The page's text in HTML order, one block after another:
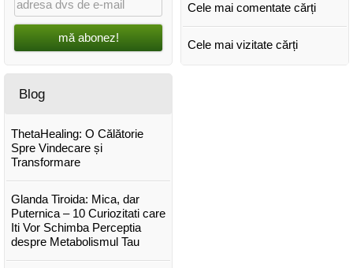
mă abonez!
Cele mai comentate cărți
Cele mai vizitate cărți
Blog
ThetaHealing: O Călătorie
Spre Vindecare și
Transformare
Glanda Tiroida: Mica, dar
Puternica – 10 Curiozitati care
Iti Vor Schimba Perceptia
despre Metabolismul Tau